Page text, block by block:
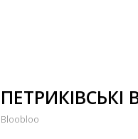
ПЕТРИКІВСЬКІ
Bloobloo